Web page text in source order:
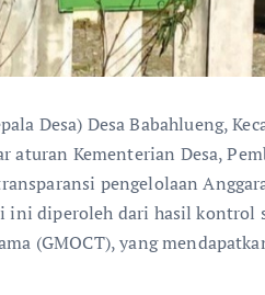
Desa) Desa Babahlueng,
aturan Kementerian Desa,
pengelolaan
ini diperoleh dari hasil kontrol
(GMOCT), yang